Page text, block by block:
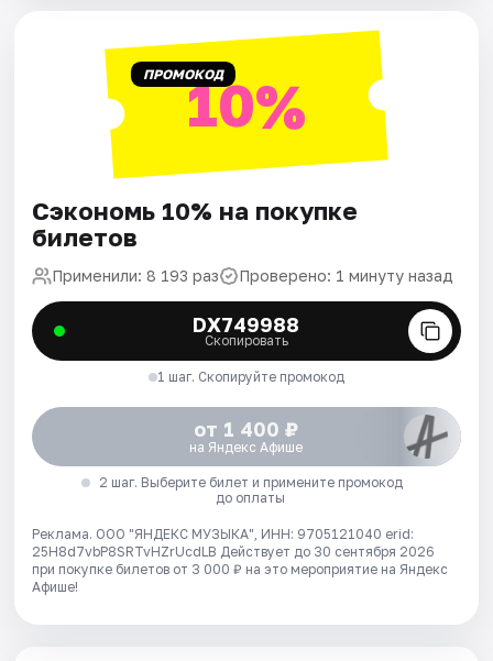
ПРОМОКОД10%
Сэкономь 10% на покупке
билетов
Применили: 8 193 раз Проверено: 1 минуту назад
DX749988
Скопировать
1 шаг. Скопируйте промокод
от 1 400 ₽
на Яндекс Афише
2 шаг. Выберите билет и примените промокод
до оплаты
Реклама. ООО "ЯНДЕКС МУЗЫКА", ИНН: 9705121040 erid:
25H8d7vbP8SRTvHZrUcdLB Действует до 30 сентября 2026
при покупке билетов от 3 000 ₽ на это мероприятие на Яндекс
Афише!